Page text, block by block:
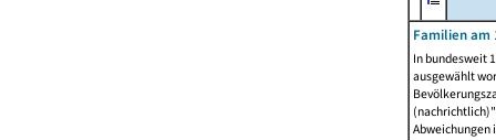
Familien am
In bundesweit
ausgewählt
Abweichungen